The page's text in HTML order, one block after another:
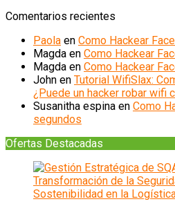
Comentarios recientes
Paola en Como Hackear
Magda en Como Hackear
Magda en Como Hackear
John en Tutorial WifiSlax:
¿Puede un hacker robar wifi
Susanitha espina en Como
segundos
Ofertas Destacadas